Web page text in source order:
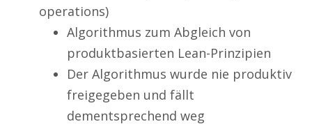
operations)
Algorithmus zum Abgleich von
produktbasierten Lean-Prinzipien
Der Algorithmus wurde nie produktiv
freigegeben und fällt
dementsprechend weg